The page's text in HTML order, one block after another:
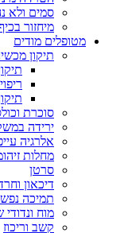
סמים ולא
מיחזור
מטופלים מודים
תיקון
סוכרת
ירידה
אלרגיה
מחלות
סרטן
דיכאון
תמיכה
מוח ונדודי
קשב וריכוז